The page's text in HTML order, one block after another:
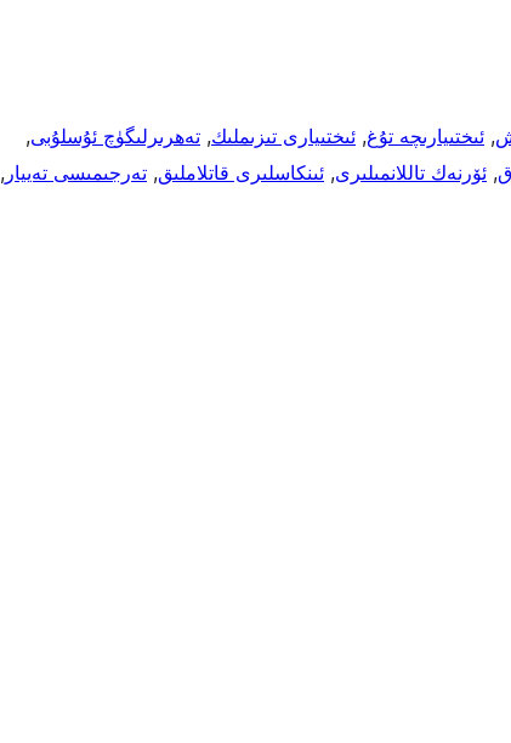
, ئىختىيارىچە تۇغ, ئىختىيارى تىزىملىك, تەھرىرلىگۈچ ئۇسلۇبى,
, ئۆرنەك تاللانمىلىرى, ئىنكاسلىرى قاتلاملىق, تەرجىمىسى تەييار ,